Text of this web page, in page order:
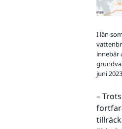
I län
innebär
juni
–